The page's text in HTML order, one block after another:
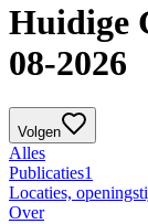
Huidige
08-2026
Volgen
Alles
Publicaties1
Locaties,
Over